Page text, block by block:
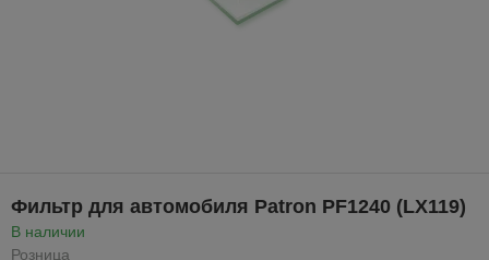
Фильтр для автомобиля Patron PF1240 (LX119)
В наличии
Розница